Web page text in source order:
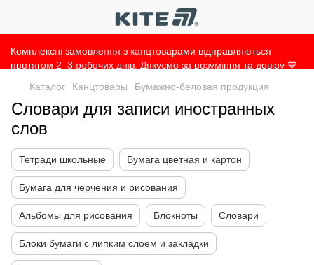
Комплексні замовлення з канцтоварами відправляються
протягом 2–3 робочих днів. Дякуємо за розуміння та довіру 💙
Каталог
Канцтовары Бумажно-беловая продукция
Словари для записи иностранных
слов
Тетради школьные Бумага цветная и картон
Бумага для черчения и рисования
Альбомы для рисования Блокноты Словари
Блоки бумаги с липким слоем и закладки